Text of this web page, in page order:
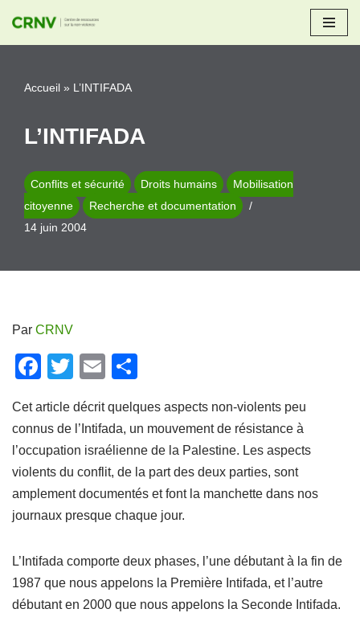
Aller
contenu
Accueil » L’INTIFADA
L’INTIFADA
Conflits et sécurité Droits humains
Mobilisation
citoyenne
Recherche et documentation
14 juin 2004
Par CRNV
F
c
e
b
o
o
T
tt
er
E
ail ta
g
er
Cet article décrit quelques aspects non-violents peu
connus de l’Intifada, un mouvement de résistance à
l’occupation israélienne de la Palestine. Les aspects
violents du conflit, de la part des deux parties, sont
amplement documentés et font la manchette dans nos
journaux presque chaque jour.
L’Intifada comporte deux phases, l’une débutant à la fin de
1987 que nous appelons la Première Intifada, et l’autre
débutant en 2000 que nous appelons la Seconde Intifada.